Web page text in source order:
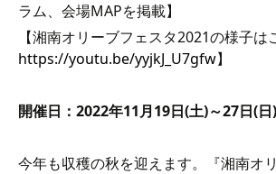
ラム、会場MAPを掲載】
【湘南オリーブフェスタ2021の様子
https://youtu.be/yyjkJ_U7gfw】
開催日：2022年11月19日(土)～27日(日)
今年も収穫の秋を迎えます。『湘南オ